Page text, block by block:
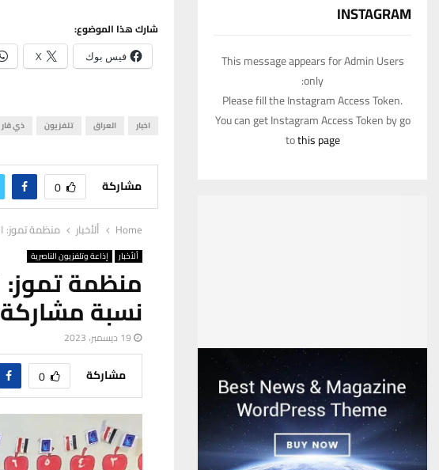
شارك هذا الموضوع:
فيس بوك X
اخبار العراق تلفزيون ذي قار
مشاركة 0
Home ألأخبار منظمة تموز:
ألأخبار إذاعة وتلفزيون الناصرية
منظمة تموز:
نسبة مشاركة
19 ديسمبر، 2023
مشاركة 0
INSTAGRAM
This message appears for Admin Users
only:
Please fill the Instagram Access Token.
You can get Instagram Access Token by go
tothis page